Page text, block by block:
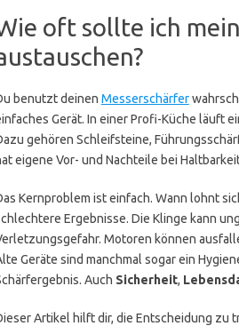
oft sollte ich
benutzt deinen Messerschärfer
Gerät. In einer Profi-Küche läuft
gehören Schleifsteine,
eigene Vor- und Nachteile bei
Kernproblem ist einfach. Wann lohnt
Ergebnisse. Die Klinge kann
Motoren können
Geräte sind manchmal sogar ein
Auch Sicherheit,
Artikel hilft dir, die Entscheidung zu